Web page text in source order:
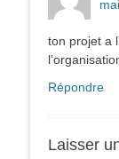
ton projet a
Répondre
Laisser